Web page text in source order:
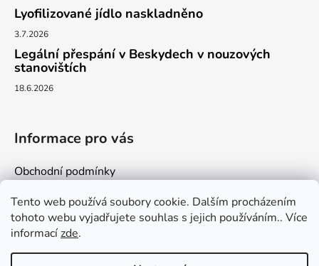
Tento web používá soubory cookie. Dalším procházením
tohoto webu vyjadřujete souhlas s jejich používáním.. Více
informacízde.
Lyofilizované jídlo naskladněno
3.7.2026
Legální přespání v Beskydech v nouzových
stanovištích
18.6.2026
Informace pro vás
Obchodní podmínky
Podmínky ochrany osobních údajů
Kontakty